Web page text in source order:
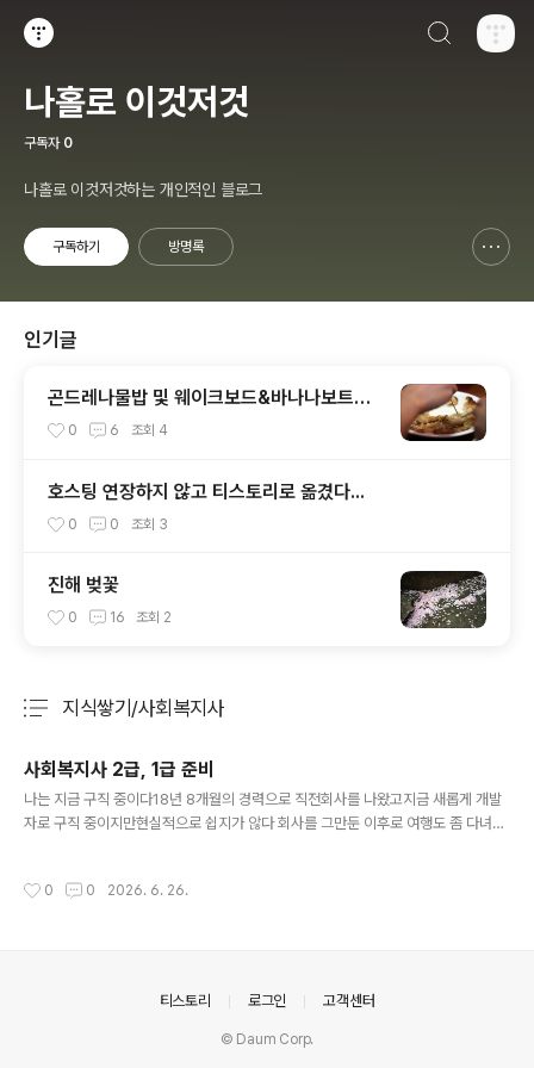
나홀로 이것저것
구독자 0
나홀로 이것저것하는 개인적인 블로그
구독하기 방명록
인기글
곤드레나물밥 및 웨이크보드&바나나보트~
(여름휴가 2탄)
0 6 조회 4
호스팅 연장하지 않고 티스토리로 옮겼다...
0 0 조회 3
진해 벚꽃
0 16 조회 2
지식쌓기/사회복지사
사회복지사 2급, 1급 준비
나는 지금 구직 중이다18년 8개월의 경력으로 직전회사를 나왔고지금 새롭게 개발
자로 구직 중이지만현실적으로 쉽지가 않다 회사를 그만둔 이후로 여행도 좀 다녀왔
하지만 아직 포기는 하지 않고 구직활동은 계속하고 있다. 그런데 이번 일을 계기로
나 혼자.. (그때는 30대 후반)여자가 무슨 상관이냐 하시겠지만...
0 0 2026. 6. 26.
티스토리 로그인 고객센터
© Daum Corp.